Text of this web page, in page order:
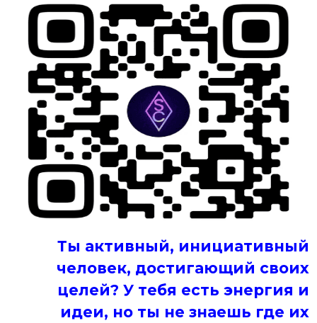
Ты активный, инициативный
человек, достигающий своих
целей? У тебя есть энергия и
идеи, но ты не знаешь где их